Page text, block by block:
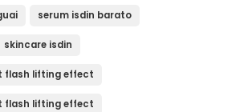
serum isdin barato
skincare isdin
flash lifting effect
flash lifting effect